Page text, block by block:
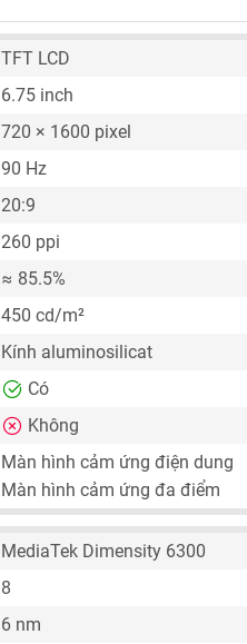
TFT LCD
6.75 inch
720 × 1600 pixel
90 Hz
20:9
260 ppi
≈ 85.5%
450 cd/m²
Kính aluminosilicat
Có
Không
Màn hình cảm ứng điện dung
Màn hình cảm ứng đa điểm
MediaTek Dimensity 6300
8
6 nm